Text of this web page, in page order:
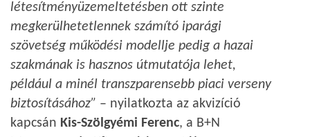
létesítményüzemeltetésben ott szinte
megkerülhetetlennek számító iparági
szövetség működési modellje pedig a hazai
szakmának is hasznos útmutatója lehet,
például a minél transzparensebb piaci verseny
biztosításához” – nyilatkozta az akvizíció
kapcsán Kis-Szölgyémi Ferenc, a B+N